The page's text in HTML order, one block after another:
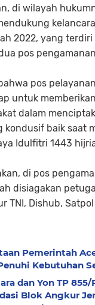
di wilayah
2022, yang
pos
pos
untuk
dalam
kondusif baik saat
Idulfitri 1443
di pos
disiagakan
TNI, Dishub, Satpol
Pemerintah
Kebutuhan
dan Yon TP 855/
Blok Angkur